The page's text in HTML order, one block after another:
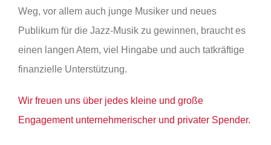
Weg, vor allem auch junge Musiker und neues
Publikum für die Jazz-Musik zu gewinnen, braucht es
einen langen Atem, viel Hingabe und auch tatkräftige
finanzielle Unterstützung.
Wir freuen uns über jedes kleine und große
Engagement unternehmerischer und privater Spender.